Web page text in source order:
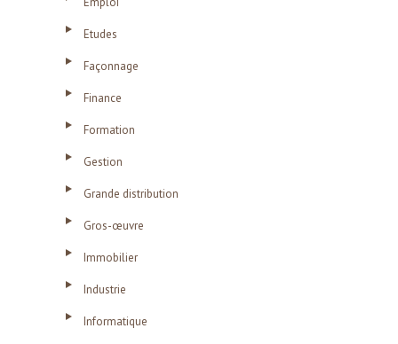
Etudes
Façonnage
Finance
Formation
Gestion
Grande distribution
Gros-œuvre
Immobilier
Industrie
Informatique